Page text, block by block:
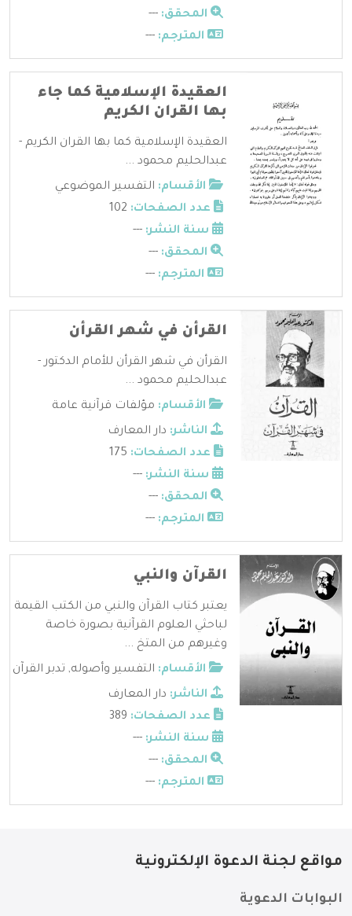
المحقق: ---
المترجم: ---
العقيدة الإسلامية كما جاء
بها القران الكريم
العقيدة الإسلامية كما بها القران الكريم -
عبدالحليم محمود ...
الأقسام: التفسير الموضوعي
عدد الصفحات:
سنة النشر: ---
المحقق: ---
المترجم: ---
القرأن في شهر القرأن
القرأن في شهر القرأن للأمام الدكتور -
عبدالحليم محمود ...
الأقسام: مؤلفات قرآنية عامة
الناشر: دار المعارف
عدد الصفحات:
سنة النشر: ---
المحقق: ---
المترجم: ---
القرآن والنبي
يعتبر كتاب القرآن والنبي من الكتب القيمة
لباحثي العلوم القرآنية بصورة خاصة
وغيرهم من المتخ ...
الأقسام: التفسير وأصوله, تدبر القرآن
الناشر: دار المعارف
عدد الصفحات:
سنة النشر: ---
المحقق: ---
المترجم: ---
مواقع لجنة الدعوة الإلكترونية
البوابات الدعوية